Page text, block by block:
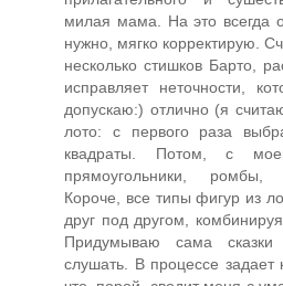
милая мама. На это всегда
нужно, мягко корректирую.
несколько стишков Барто,
исправляет неточности,
допускаю:) отлично (я
лото: с первого раза
квадраты. Потом, с
прямоугольники, ромбы,
Короче, все типы фигур из
друг под другом,
Придумываю сама
слушать. В процессе задает